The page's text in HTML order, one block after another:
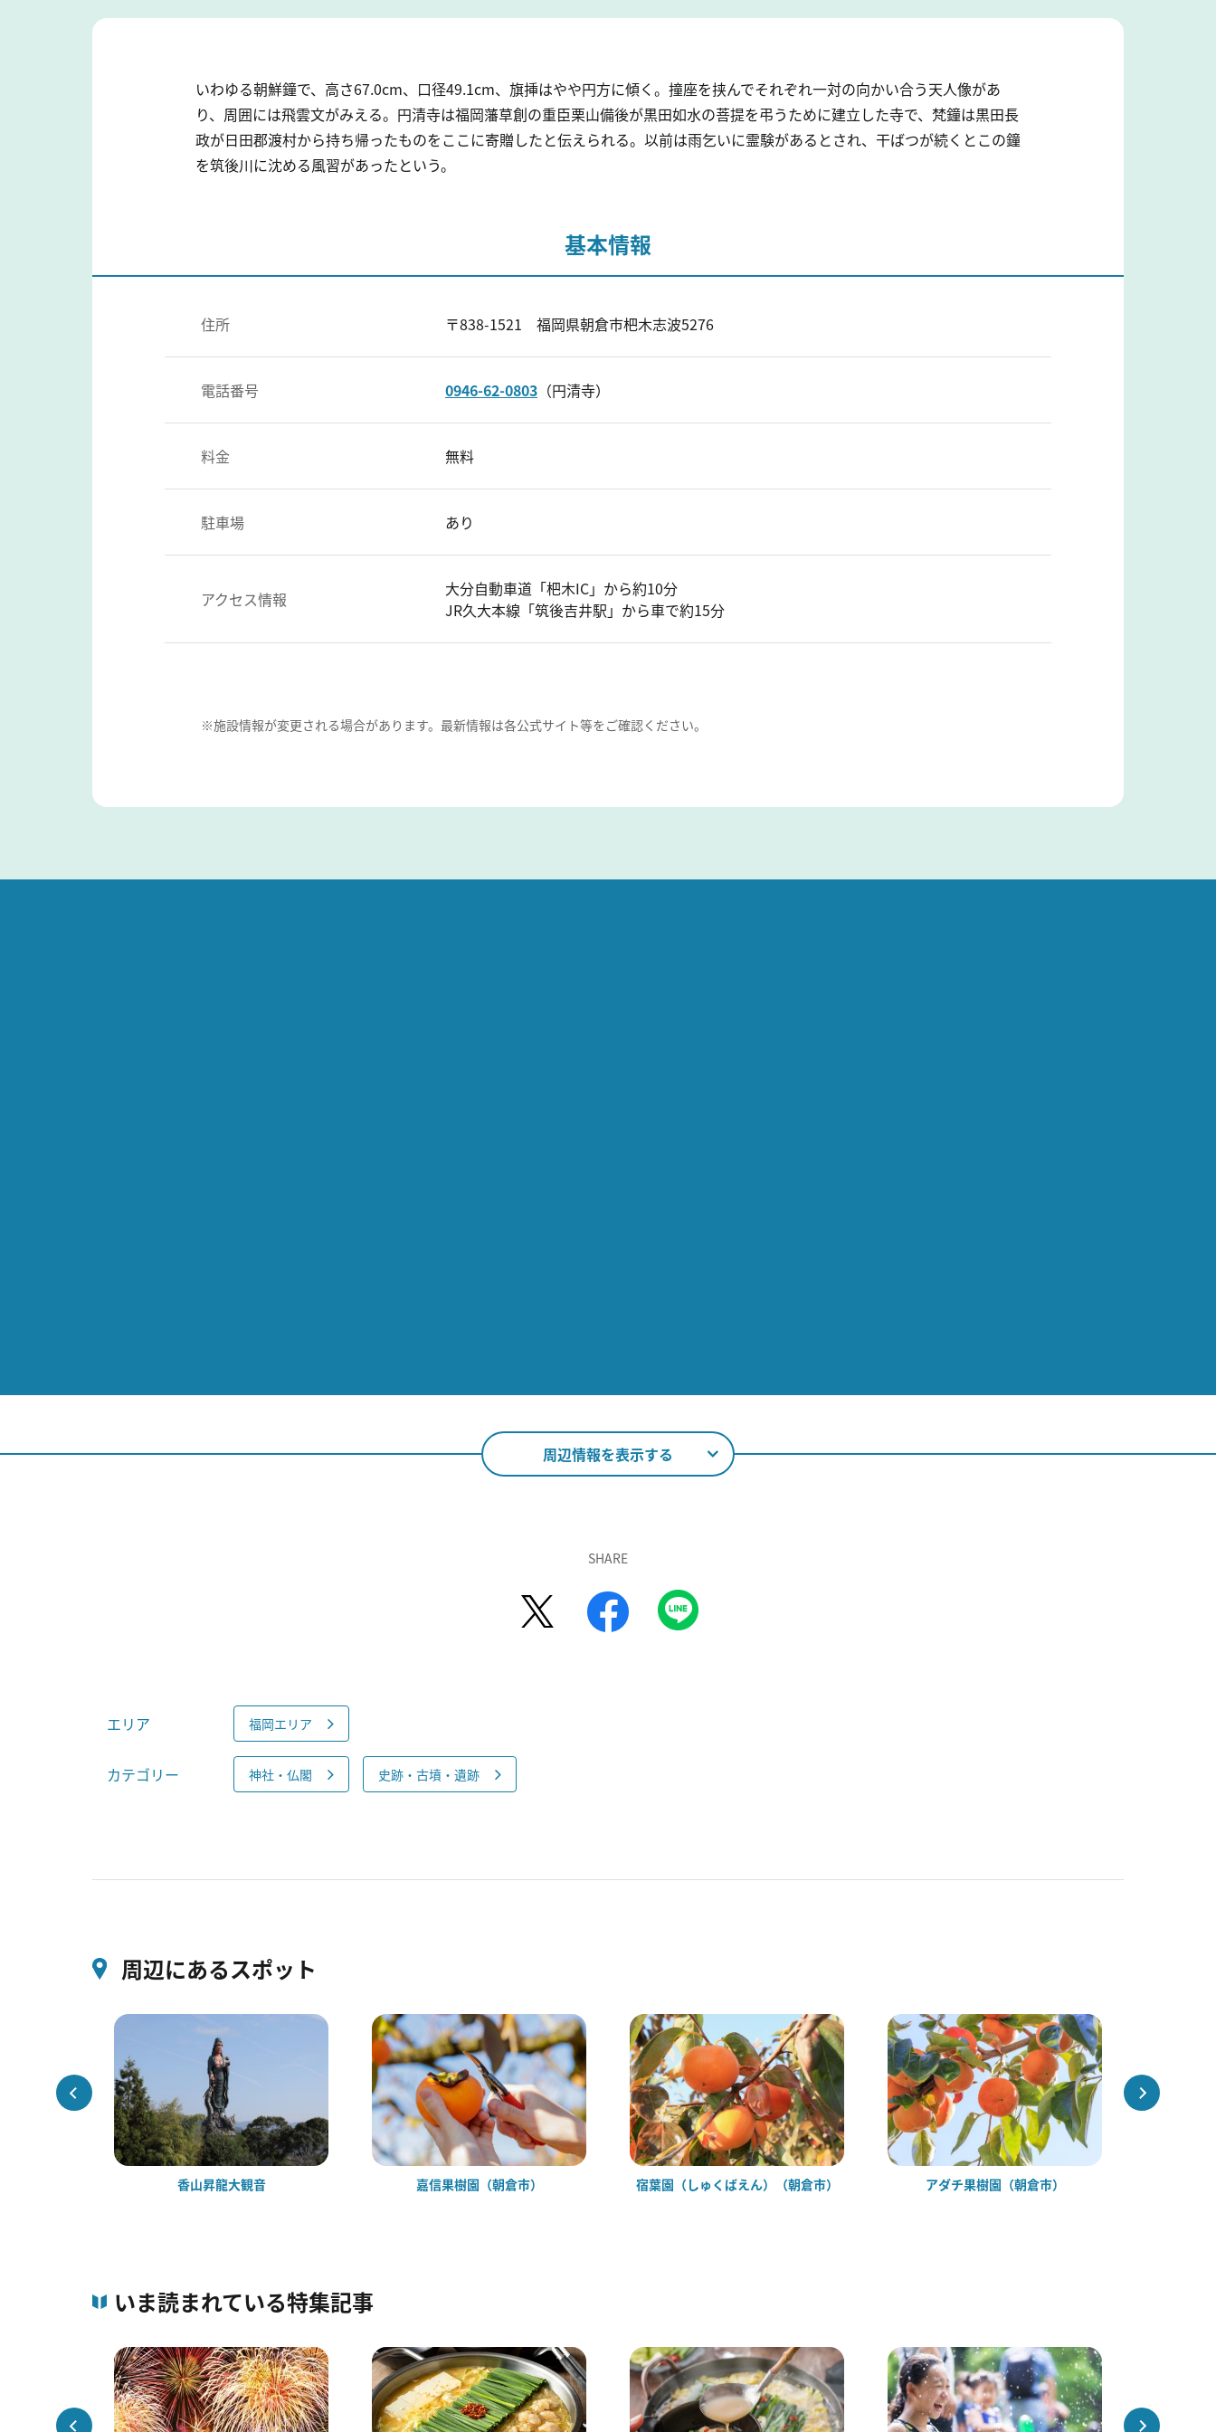
いわゆる朝鮮鐘で、高さ67.0cm、口径49.1cm、旗挿はやや円方に傾く。撞座を挟んでそれぞれ一対の向かい合う天人像があ
り、周囲には飛雲文がみえる。円清寺は福岡藩草創の重臣栗山備後が黒田如水の菩提を弔うために建立した寺で、梵鐘は黒田長
政が日田郡渡村から持ち帰ったものをここに寄贈したと伝えられる。以前は雨乞いに霊験があるとされ、干ばつが続くとこの鐘
を筑後川に沈める風習があったという。
基本情報
住所 〒838-1521 福岡県朝倉市杷木志波5276
電話番号 0946-62-0803 （円清寺）
料金 無料
駐車場 あり
アクセス情報
大分自動車道「杷木IC」から約10分
JR久大本線「筑後吉井駅」から車で約15分
※施設情報が変更される場合があります。最新情報は各公式サイト等をご確認ください。
周辺情報を表示する
SHARE
エリア 福岡エリア
カテゴリー 神社・仏閣 史跡・古墳・遺跡
周辺にあるスポット
香山昇龍大観音 嘉信果樹園（朝倉市） 宿葉園（しゅくばえん）（朝倉市） アダチ果樹園（朝倉市）
いま読まれている特集記事